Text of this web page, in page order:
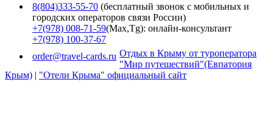
8(804)333-55-70 (бесплатный звонок с мобильных и
городских операторов связи России)
+7(978) 008-71-59(Max,Tg): онлайн-консультант
+7(978) 100-37-67
order@travel-cards.ru Отдых в Крыму от туроператора
"Мир путешествий"(Евпатория
Крым) | "Отели Крыма" официальный сайт